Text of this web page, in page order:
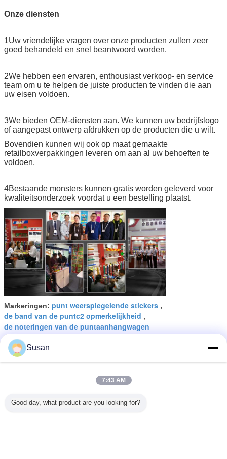
Onze diensten
1Uw vriendelijke vragen over onze producten zullen zeer
goed behandeld en snel beantwoord worden.
2We hebben een ervaren, enthousiast verkoop- en service
team om u te helpen de juiste producten te vinden die aan
uw eisen voldoen.
3We bieden OEM-diensten aan. We kunnen uw bedrijfslogo
of aangepast ontwerp afdrukken op de producten die u wilt.
Bovendien kunnen wij ook op maat gemaakte
retailboxverpakkingen leveren om aan al uw behoeften te
voldoen.
4Bestaande monsters kunnen gratis worden geleverd voor
kwaliteitsonderzoek voordat u een bestelling plaatst.
Markeringen: punt weerspiegelende stickers ,
de band van de puntc2 opmerkelijkheid ,
de noteringen van de puntaanhangwagen
DOT Klasse 1 Prismatische
Fluorescerend geel Kleefmiddel
Susan
7:43 AM
Good day, what product are you looking for?